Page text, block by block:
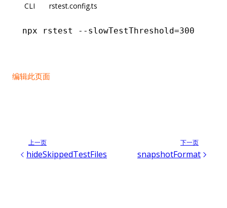
CLI rstest.config.ts
npx rstest --slowTestThreshold=300
编辑此页面
上一页
hideSkippedTestFiles
下一页
snapshotFormat